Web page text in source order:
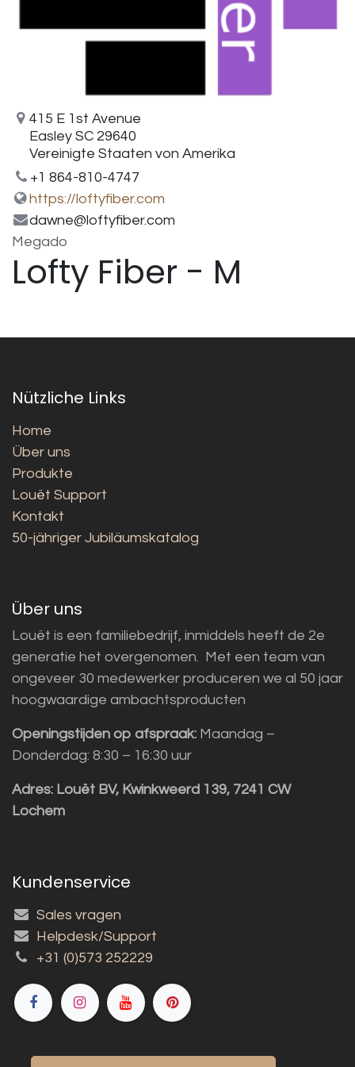
415 E 1st Avenue
Easley SC 29640
Vereinigte Staaten von Amerika
+1 864-810-4747
https://loftyfiber.com
dawne@loftyfiber.com
Megado
Lofty Fiber - M
Nützliche Links
Home
Über uns
Produkte
Louët Support
Kontakt
50-jähriger Jubiläumskatalog
Über uns
Louët is een familiebedrijf, inmiddels heeft de 2e
generatie het overgenomen. Met een team van
ongeveer 30 medewerker produceren we al 50 jaar
hoogwaardige ambachtsproducten
Openingstijden op afspraak: Maandag –
Donderdag: 8:30 – 16:30 uur
Adres: Louët BV, Kwinkweerd 139, 7241 CW
Lochem
Kundenservice
Sales vragen
Helpdesk/Support
+31 (0)573 252229